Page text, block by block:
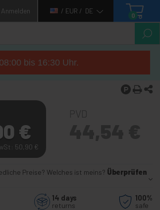
Anmelden / EUR / DE
0
bis 16:30 Uhr.
€
50,90 €
Preise? Welches ist meins? Überprüfen
14 days
returns
100%
safe